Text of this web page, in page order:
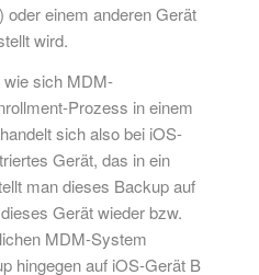
einem anderen Gerät
wird.
wie sich MDM-
Prozess in einem
sich also bei iOS-
Gerät, das in ein
man dieses Backup auf
Gerät wieder bzw.
MDM-System
hingegen auf iOS-Gerät B